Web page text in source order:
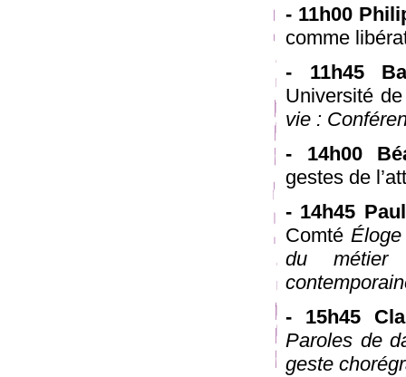
- 11h00
comme
- 11h45
Université
vie :
- 14h00
gestes de
- 14h45
Comté
du métier
- 15h45
Paroles de
geste